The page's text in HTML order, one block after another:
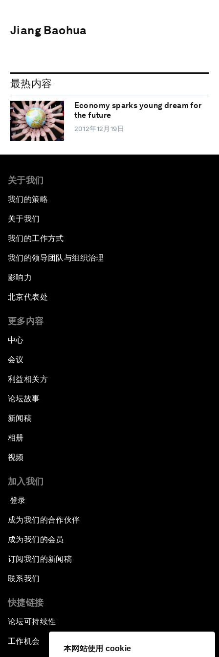
本网站使用 cookie
Jiang Baohua
最热内容
Economy sparks young dream for
the future
2012年12月19日
关于我们
我们的策略
关于我们
我们的工作方式
我们的领导团队与组织治理
影响力
北京代表处
更多内容
中心
会议
利益相关方
论坛故事
新闻稿
相册
视频
加入我们
登录
成为我们的合作伙伴
成为我们的会员
订阅我们的新闻稿
联系我们
快捷链接
论坛可持续性
工作机会